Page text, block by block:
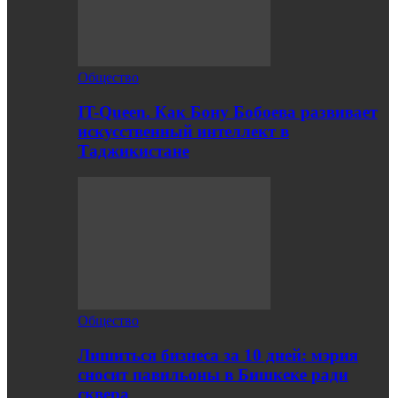
Общество
IT-Queen. Как Бону Бобоева развивает
искусственный интеллект в
Таджикистане
Общество
Лишиться бизнеса за 10 дней: мэрия
сносит павильоны в Бишкеке ради
сквера